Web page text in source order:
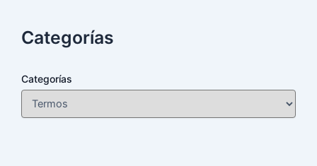
Categorías
Categorías